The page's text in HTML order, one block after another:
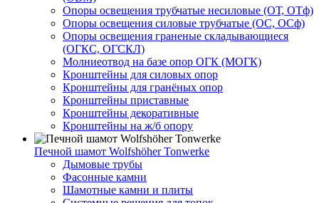
Опоры освещения трубчатые несиловые (ОТ, ОТф)
Опоры освещения силовые трубчатые (ОС, ОСф)
Опоры освещения граненые складывающиеся
(ОГКС, ОГСКЛ)
Молниеотвод на базе опор ОГК (МОГК)
Кронштейны для силовых опор
Кронштейны для гранёных опор
Кронштейны приставные
Кронштейны декоративные
Кронштейны на ж/б опору
Печной шамот Wolfshöher Tonwerke
Дымовые трубы
Фасонные камни
Шамотные камни и плиты